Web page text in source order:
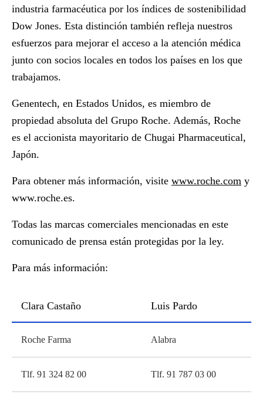
industria farmacéutica por los índices de sostenibilidad
Dow Jones. Esta distinción también refleja nuestros
esfuerzos para mejorar el acceso a la atención médica
junto con socios locales en todos los países en los que
trabajamos.
Genentech, en Estados Unidos, es miembro de
propiedad absoluta del Grupo Roche. Además, Roche
es el accionista mayoritario de Chugai Pharmaceutical,
Japón.
Para obtener más información, visite www.roche.com y
www.roche.es.
Todas las marcas comerciales mencionadas en este
comunicado de prensa están protegidas por la ley.
Para más información:
Clara Castaño Luis Pardo
Roche Farma Alabra
Tlf. 91 324 82 00 Tlf. 91 787 03 00